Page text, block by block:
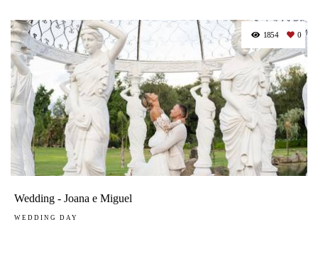
Wedding - Joana e Miguel
WEDDING DAY
1854 0